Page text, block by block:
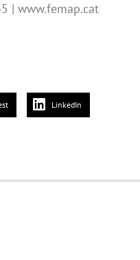
| www.femap.cat
LinkedIn